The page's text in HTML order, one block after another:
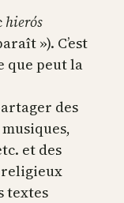
hierós
»). C’est
que peut la
des
et des
religieux
textes